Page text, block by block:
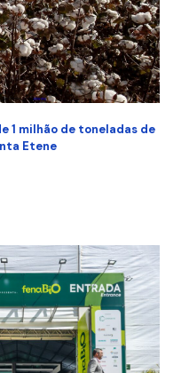
1 milhão de toneladas de
Etene